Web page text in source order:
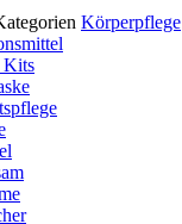
Körperpflege
Kits